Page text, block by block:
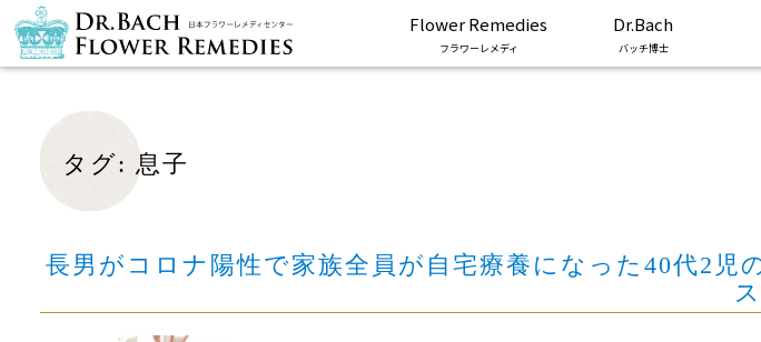
Flower Remedies
フラワーレメディ
Dr.Bach
バッチ博士
タグ: 息子
長男がコロナ陽性で家族全員が自宅療養になった40代2
ス